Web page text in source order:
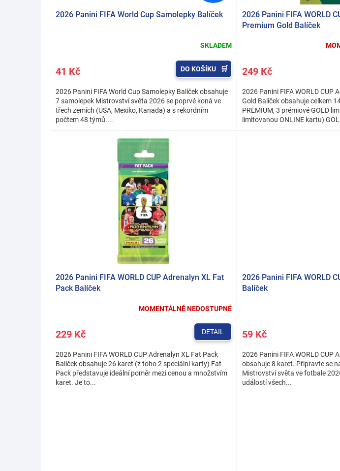
2026 Panini FIFA World Cup Samolepky Balíček
SKLADEM
41 Kč DO KOŠÍKU
2026 Panini FIFA World Cup Samolepky Balíček obsahuje
7 samolepek Mistrovství světa 2026 se poprvé koná ve
třech zemích (USA, Mexiko, Kanada) a s rekordním
počtem 48 týmů....
2026 Panini FIFA WORLD
Premium Gold Balíček
249 Kč
2026 Panini FIFA WORLD CUP
Gold Balíček obsahuje celkem
PREMIUM, 3 prémiové GOLD
limitovanou ONLINE kartu)
2026 Panini FIFA WORLD CUP Adrenalyn XL Fat
Pack Balíček
MOMENTÁLNĚ NEDOSTUPNÉ
229 Kč DETAIL
2026 Panini FIFA WORLD CUP Adrenalyn XL Fat Pack
Balíček obsahuje 26 karet (z toho 2 speciální karty) Fat
Pack představuje ideální poměr mezi cenou a množstvím
karet. Je to...
2026 Panini FIFA WORLD
Balíček
59 Kč
2026 Panini FIFA WORLD CUP
obsahuje 8 karet. Připravte se
Mistrovství světa ve fotbale
událostí všech...